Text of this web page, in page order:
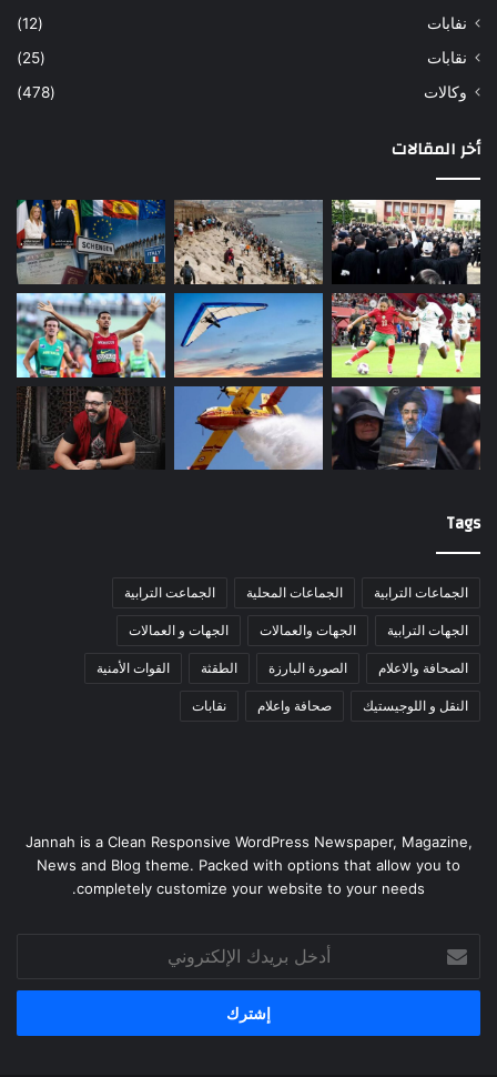
نفابات
(12)
نقابات
(25)
وكالات
(478)
أخر المقالات
Tags
الجماعات الترابية الجماعات المحلية الجماعت الترابية
الجهات الترابية الجهات والعمالات الجهات و العمالات
الصحافة والاعلام الصورة البارزة الطقثة القوات الأمنية
النقل و اللوجيستيك صحافة واعلام نقابات
Jannah is a Clean Responsive WordPress Newspaper, Magazine,
News and Blog theme. Packed with options that allow you to
completely customize your website to your needs.
بريدك
الإلكتروني